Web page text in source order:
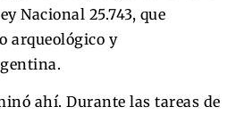
Nacional 25.743, que
arqueológico y
ahí. Durante las tareas de